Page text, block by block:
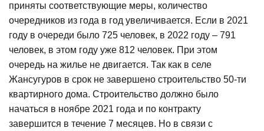
приняты соответствующие меры, количество
очередников из года в год увеличивается. Если в 2021
году в очереди было 725 человек, в 2022 году – 791
человек, в этом году уже 812 человек. При этом
очередь на жилье не двигается. Так как в селе
Жансугуров в срок не завершено строительство 50-ти
квартирного дома. Строительство должно было
начаться в ноябре 2021 года и по контракту
завершится в течение 7 месяцев. Но в связи с